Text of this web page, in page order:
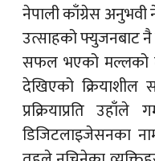
नेपाली काँग्रेस अनुभवी
उत्साहको फ्युजनबाट नै
सफल भएको मल्लको
देखिएको
प्रक्रियाप्रति
डिजिटलाइजेसनका